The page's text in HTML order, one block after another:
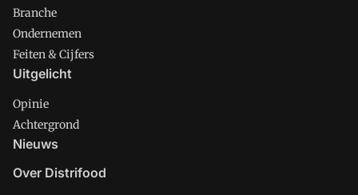
Branche
Ondernemen
Feiten & Cijfers
Uitgelicht
Opinie
Achtergrond
Nieuws
Over Distrifood